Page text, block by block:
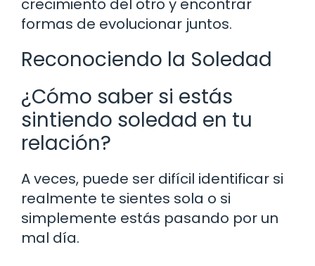
crecimiento del otro y encontrar
formas de evolucionar juntos.
Reconociendo la Soledad
¿Cómo saber si estás
sintiendo soledad en tu
relación?
A veces, puede ser difícil identificar si
realmente te sientes sola o si
simplemente estás pasando por un
mal día.